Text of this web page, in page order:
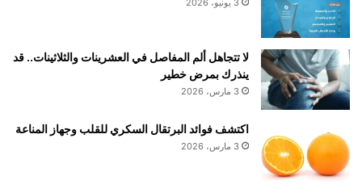
3 يونيو، 2026
لا تتجاهل ألم المفاصل في العشرينات والثلاثينات.. قد
ينذرك بمرض خطير
3 مارس، 2026
اكتشف فوائد البرتقال السكري للقلب وجهاز المناعة
3 مارس، 2026